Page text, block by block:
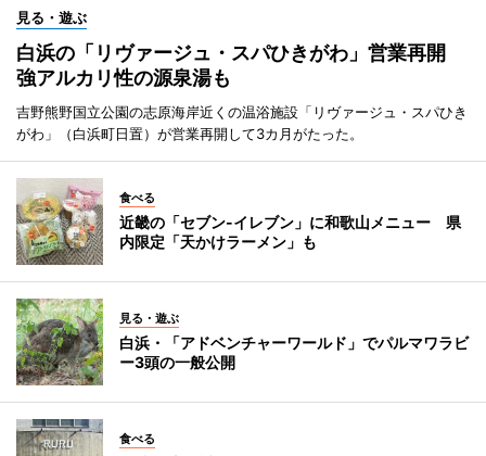
見る・遊ぶ
白浜の「リヴァージュ・スパひきがわ」営業再開
強アルカリ性の源泉湯も
吉野熊野国立公園の志原海岸近くの温浴施設「リヴァージュ・スパひき
がわ」（白浜町日置）が営業再開して3カ月がたった。
食べる
近畿の「セブン-イレブン」に和歌山メニュー 県
内限定「天かけラーメン」も
見る・遊ぶ
白浜・「アドベンチャーワールド」でパルマワラビ
ー3頭の一般公開
食べる